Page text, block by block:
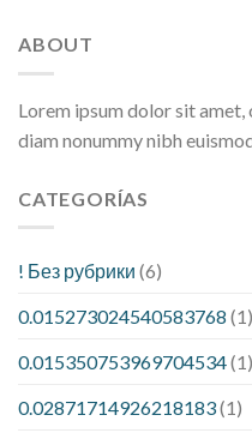
ABOUT
Lorem ipsum dolor sit
diam nonummy nibh
CATEGORÍAS
! Без рубрики (6)
0.015273024540583768 (1)
0.015350753969704534(1)
0.02871714926218183(1)